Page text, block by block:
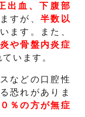
出血、下腹部
すが、半数以
ます。また、
や骨盤内炎症
います。
などの口腔性
恐れがありま
％の方が無症